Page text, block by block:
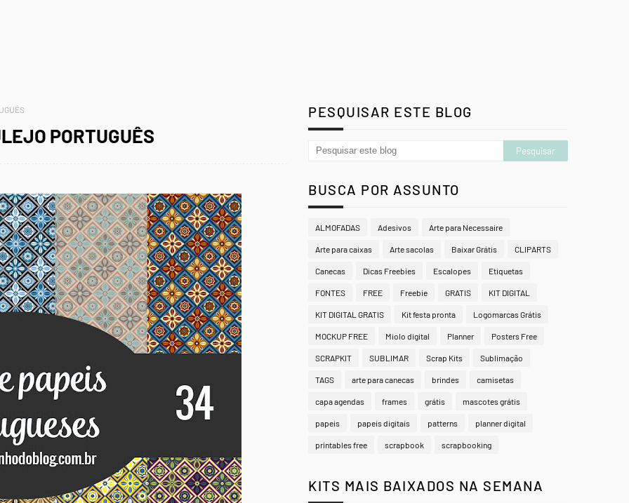
PORTUGUÊS
PESQUISAR ESTE BLOG
BUSCA POR ASSUNTO
ALMOFADAS Adesivos Arte para Necessaire
Arte para caixas Arte sacolas Baixar Grátis CLIPARTS
Canecas Dicas Freebies Escalopes Etiquetas
FONTES FREE Freebie GRATIS KIT DIGITAL
KIT DIGITAL GRATIS Kit festa pronta Logomarcas Grátis
MOCKUP FREE Miolo digital Planner Posters Free
SCRAPKIT SUBLIMAR Scrap Kits Sublimação
TAGS arte para canecas brindes camisetas
capa agendas frames grátis mascotes grátis
papeis papeis digitais patterns planner digital
printables free scrapbook scrapbooking
KITS MAIS BAIXADOS NA SEMANA